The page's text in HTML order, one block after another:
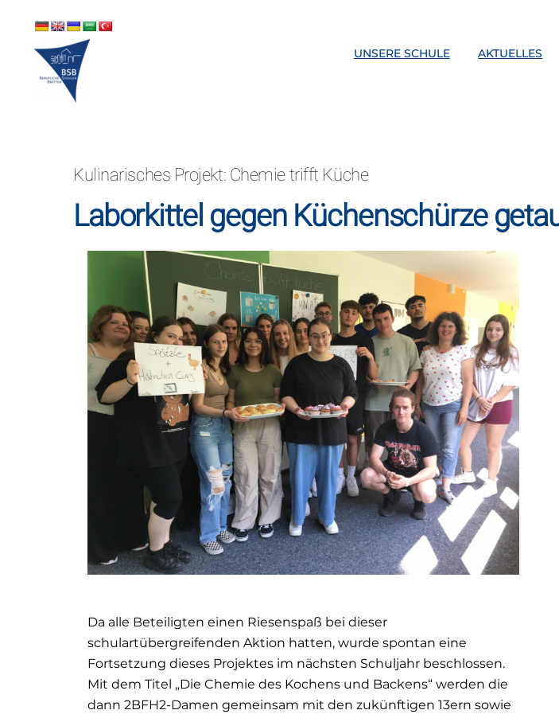
content
UNSERE SCHULE AKTUELLES
Kulinarisches Projekt: Chemie trifft Küche
Laborkittel gegen Küchenschürze
Da alle Beteiligten einen Riesenspaß bei dieser
schulartübergreifenden Aktion hatten, wurde spontan eine
Fortsetzung dieses Projektes im nächsten Schuljahr beschlossen.
Mit dem Titel „Die Chemie des Kochens und Backens“ werden die
dann 2BFH2-Damen gemeinsam mit den zukünftigen 13ern sowie